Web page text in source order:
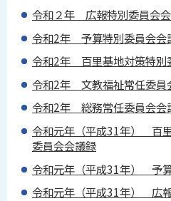
令和２年 広報特別委員会
令和2年 予算特別委員会会
令和2年 百里基地対策特別
令和2年 文教福祉常任委員
令和2年 総務常任委員会会
令和元年（平成31年） 百
委員会会議録
令和元年（平成31年） 予
令和元年（平成31年） 広